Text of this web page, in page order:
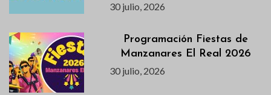
30 julio, 2026
Programación Fiestas de
Manzanares El Real 2026
30 julio, 2026